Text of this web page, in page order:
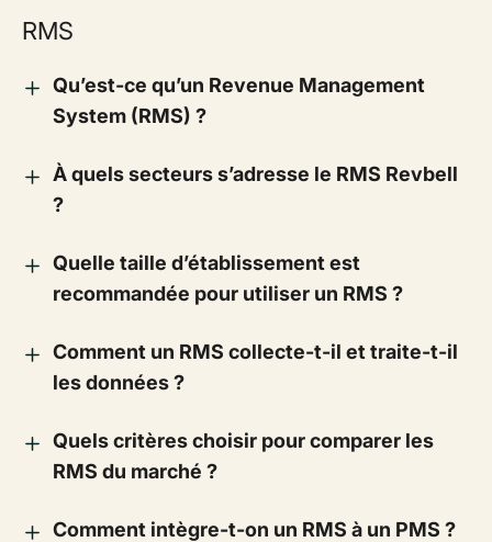
RMS
Qu’est-ce qu’un Revenue Management
System (RMS) ?
À quels secteurs s’adresse le RMS Revbell
?
Quelle taille d’établissement est
recommandée pour utiliser un RMS ?
Comment un RMS collecte-t-il et traite-t-il
les données ?
Quels critères choisir pour comparer les
RMS du marché ?
Comment intègre-t-on un RMS à un PMS ?